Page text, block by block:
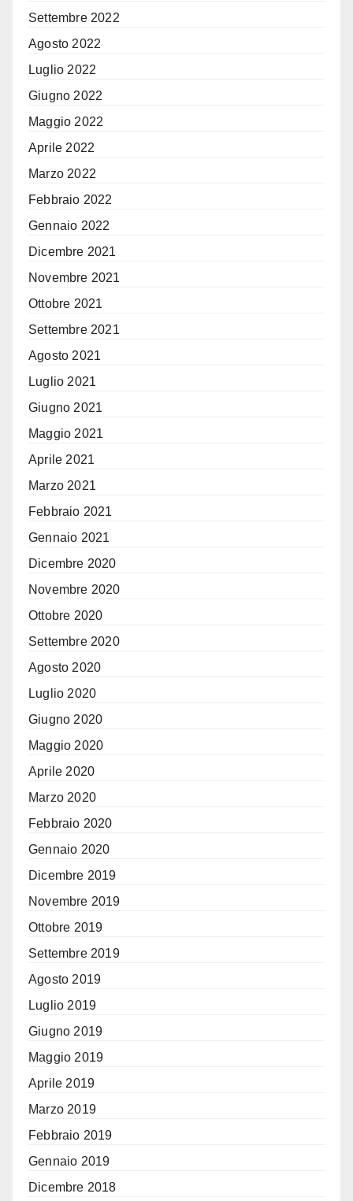
Settembre 2022
Agosto 2022
Luglio 2022
Giugno 2022
Maggio 2022
Aprile 2022
Marzo 2022
Febbraio 2022
Gennaio 2022
Dicembre 2021
Novembre 2021
Ottobre 2021
Settembre 2021
Agosto 2021
Luglio 2021
Giugno 2021
Maggio 2021
Aprile 2021
Marzo 2021
Febbraio 2021
Gennaio 2021
Dicembre 2020
Novembre 2020
Ottobre 2020
Settembre 2020
Agosto 2020
Luglio 2020
Giugno 2020
Maggio 2020
Aprile 2020
Marzo 2020
Febbraio 2020
Gennaio 2020
Dicembre 2019
Novembre 2019
Ottobre 2019
Settembre 2019
Agosto 2019
Luglio 2019
Giugno 2019
Maggio 2019
Aprile 2019
Marzo 2019
Febbraio 2019
Gennaio 2019
Dicembre 2018